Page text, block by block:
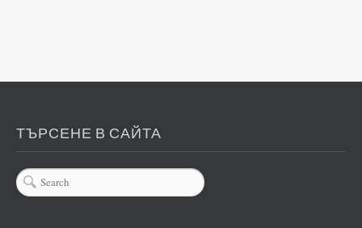
ТЪРСЕНЕ В САЙТА